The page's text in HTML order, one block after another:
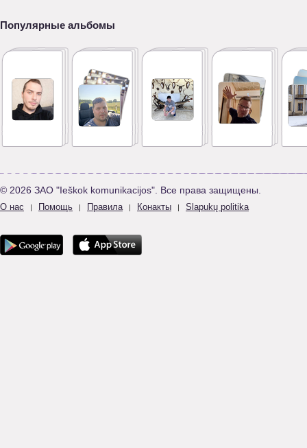
Популярные альбомы
© 2026 ЗАО "Ieškok komunikacijos". Все права защищены.
О нас | Помощь | Правила | Конакты | Slapukų politika